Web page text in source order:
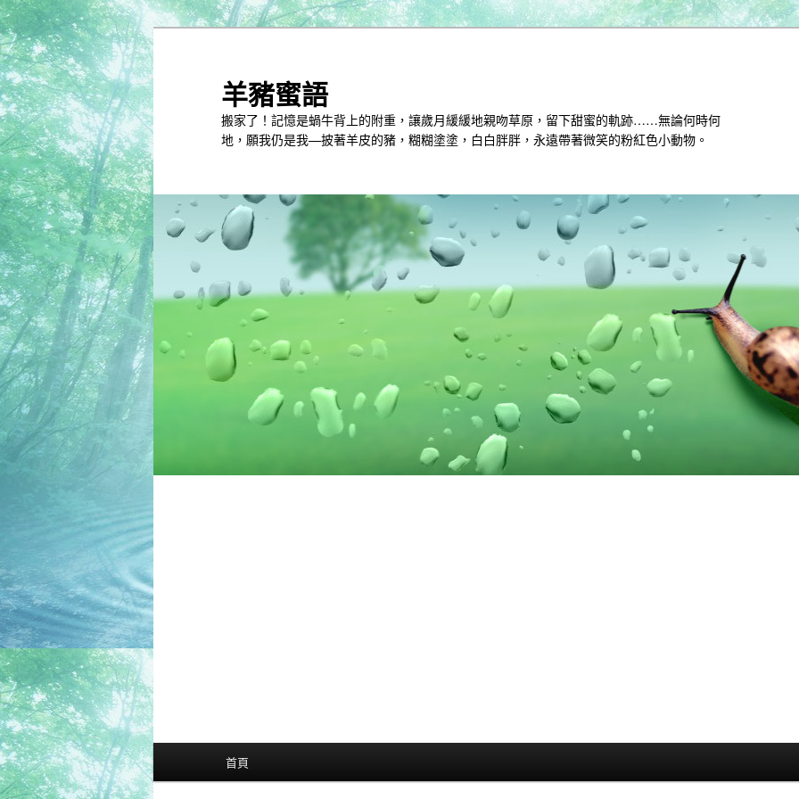
跳
到
主
內
容
跳
到
第
二
內
容
羊豬蜜語
搬家了！記憶是蝸牛背上的附重，讓歲月緩緩地親吻草原，留下甜蜜的軌跡……無論何時何
地，願我仍是我—披著羊皮的豬，糊糊塗塗，白白胖胖，永遠帶著微笑的粉紅色小動物。
首頁